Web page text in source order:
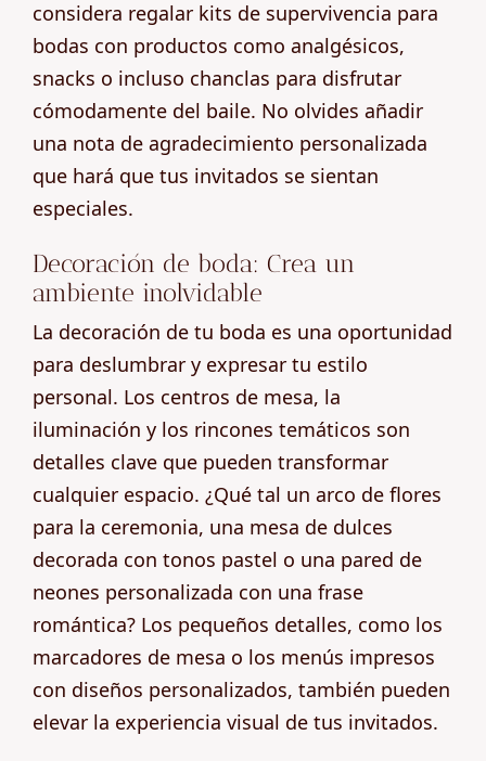
considera regalar kits de supervivencia para
bodas con productos como analgésicos,
snacks o incluso chanclas para disfrutar
cómodamente del baile. No olvides añadir
una nota de agradecimiento personalizada
que hará que tus invitados se sientan
especiales.
Decoración de boda: Crea un
ambiente inolvidable
La decoración de tu boda es una oportunidad
para deslumbrar y expresar tu estilo
personal. Los centros de mesa, la
iluminación y los rincones temáticos son
detalles clave que pueden transformar
cualquier espacio. ¿Qué tal un arco de flores
para la ceremonia, una mesa de dulces
decorada con tonos pastel o una pared de
neones personalizada con una frase
romántica? Los pequeños detalles, como los
marcadores de mesa o los menús impresos
con diseños personalizados, también pueden
elevar la experiencia visual de tus invitados.